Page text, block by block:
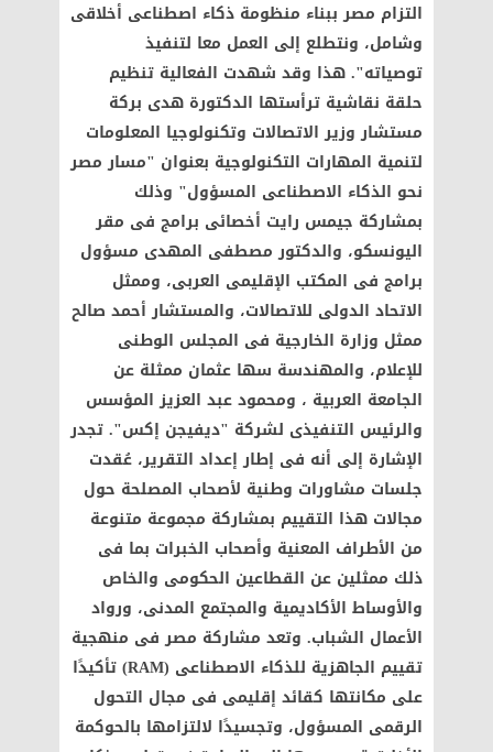
التزام مصر ببناء منظومة ذكاء اصطناعى أخلاقى
وشامل، ونتطلع إلى العمل معا لتنفيذ
توصياته". هذا وقد شهدت الفعالية تنظيم
حلقة نقاشية ترأستها الدكتورة هدى بركة
مستشار وزير الاتصالات وتكنولوجيا المعلومات
لتنمية المهارات التكنولوجية بعنوان "مسار مصر
نحو الذكاء الاصطناعى المسؤول" وذلك
بمشاركة جيمس رايت أخصائى برامج فى مقر
اليونسكو، والدكتور مصطفى المهدى مسؤول
برامج فى المكتب الإقليمى العربى، وممثل
الاتحاد الدولى للاتصالات، والمستشار أحمد صالح
ممثل وزارة الخارجية فى المجلس الوطنى
للإعلام، والمهندسة سها عثمان ممثلة عن
الجامعة العربية ، ومحمود عبد العزيز المؤسس
والرئيس التنفيذى لشركة "ديفيجن إكس". تجدر
الإشارة إلى أنه فى إطار إعداد التقرير، عُقدت
جلسات مشاورات وطنية لأصحاب المصلحة حول
مجالات هذا التقييم بمشاركة مجموعة متنوعة
من الأطراف المعنية وأصحاب الخبرات بما فى
ذلك ممثلين عن القطاعين الحكومى والخاص
والأوساط الأكاديمية والمجتمع المدنى، ورواد
الأعمال الشباب. وتعد مشاركة مصر فى منهجية
تقييم الجاهزية للذكاء الاصطناعى (RAM) تأكيدًا
على مكانتها كقائد إقليمى فى مجال التحول
الرقمى المسؤول، وتجسيدًا لالتزامها بالحوكمة